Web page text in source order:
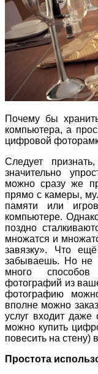
Почему бы
компьютера, а
цифровой
Следует
значительно
можно сразу же
прямо с камеры,
памяти или
компьютере.
поздно
множатся и
завязку». Что
забываешь. Но не
много
фотографий из
фотографию
вполне можно
услуг входит даже
можно купить
повесить на стену)
Простота